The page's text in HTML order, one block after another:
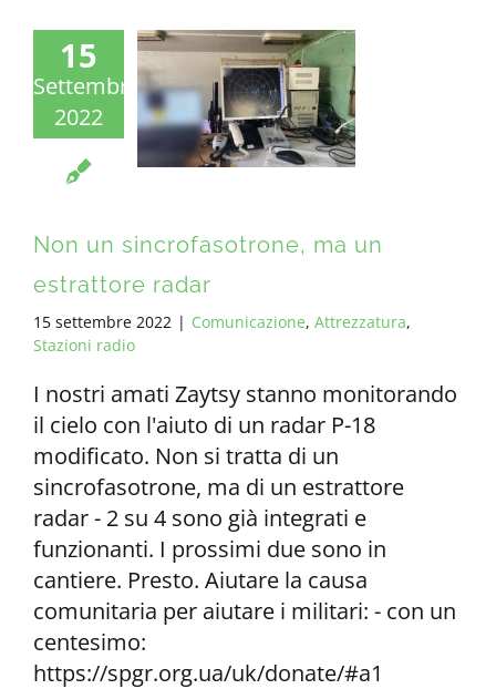
15
Settembre
2022
Non un sincrofasotrone, ma un
estrattore radar
15 settembre 2022 | Comunicazione, Attrezzatura,
Stazioni radio
I nostri amati Zaytsy stanno monitorando
il cielo con l'aiuto di un radar P-18
modificato. Non si tratta di un
sincrofasotrone, ma di un estrattore
radar - 2 su 4 sono già integrati e
funzionanti. I prossimi due sono in
cantiere. Presto. Aiutare la causa
comunitaria per aiutare i militari: - con un
centesimo:
https://spgr.org.ua/uk/donate/#a1